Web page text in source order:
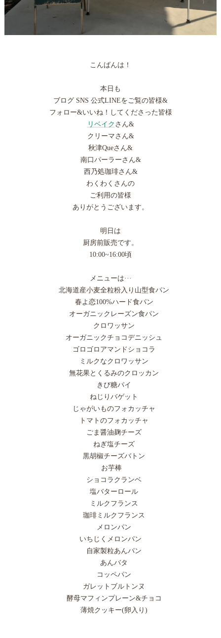
こんばんは！
本日も
ブログ SNS 公式LINEをご覧の皆様&
フォロー&いいね！してくださった皆様
リベイク さん&
クリーマさん&
秋津Queさん&
南口パーラーさん&
西乃処珈琲さん&
わくわくさんの
ご利用の皆様
ありがとうございます。
明日は
厨房前販売です。
10:00~16:00頃
メニューは···
北海道産小麦全粒粉入り山型食パン
春よ恋100%ハード食パン
オーガニックレーズン食パン
クロワッサン
オーガニックチョコデニッシュ
ゴロゴロアマンドショコラ
ミルクなクロワッサン
無花果とくるみのクロッカン
きび糖パイ
ねじりバゲット
じゃがいものフォカッチャ
トマトのフォカッチャ
ごま醤油麹チーズ
ねぎ塩チーズ
黒胡椒チーズバトン
お芋棒
ショコラクランベ
塩バターロール
ミルクフランス
珈琲ミルクフランス
メロンパン
いちじくメロンパン
自家製粒あんパン
あんバタ
コッペパン
ガレットブルトンヌ
酵母マフィンプレーン&チョコ
薄焼クッキー(卵入り)